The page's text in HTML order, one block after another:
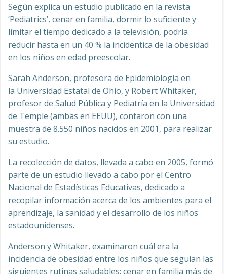
Según explica un estudio publicado en la revista
‘Pediatrics’, cenar en familia, dormir lo suficiente y
limitar el tiempo dedicado a la televisión, podría
reducir hasta en un 40 % la incidentica de la obesidad
en los niños en edad preescolar.
Sarah Anderson, profesora de Epidemiología en
la Universidad Estatal de Ohio, y Robert Whitaker,
profesor de Salud Pública y Pediatría en la Universidad
de Temple (ambas en EEUU), contaron con una
muestra de 8.550 niños nacidos en 2001, para realizar
su estudio.
La recolección de datos, llevada a cabo en 2005, formó
parte de un estudio llevado a cabo por el Centro
Nacional de Estadísticas Educativas, dedicado a
recopilar información acerca de los ambientes para el
aprendizaje, la sanidad y el desarrollo de los niños
estadounidenses.
Anderson y Whitaker, examinaron cuál era la
incidencia de obesidad entre los niños que seguían las
siguientes rutinas saludables: cenar en familia más de